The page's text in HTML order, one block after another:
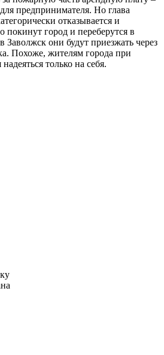
предпринимателя. Но глава
отказывается и
покинут город и переберутся в
они будут приезжать через
Похоже, жителям города при
только на себя.